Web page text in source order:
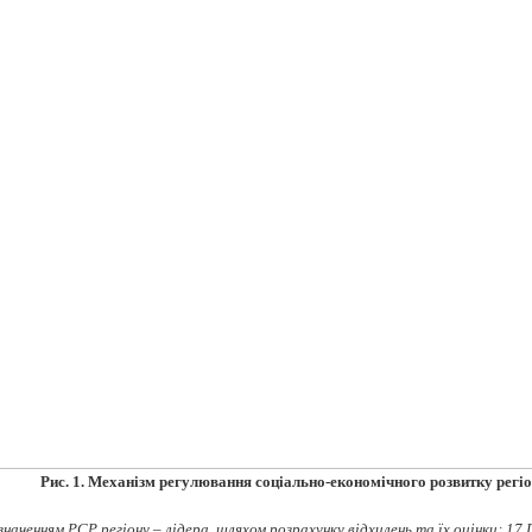
Рис. 1. Механізм регулювання соціально-економічного розвитку